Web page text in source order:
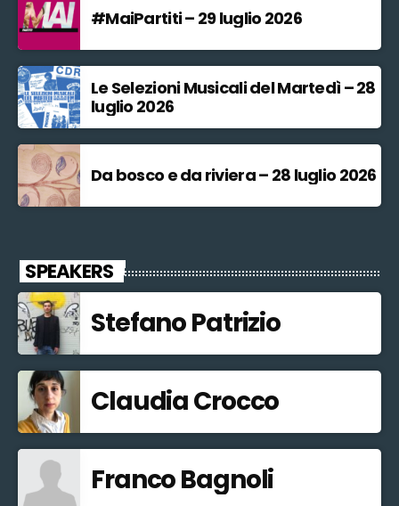
#MaiPartiti – 29 luglio 2026
Le Selezioni Musicali del Martedì – 28
luglio 2026
Da bosco e da riviera – 28 luglio 2026
SPEAKERS
Stefano Patrizio
Claudia Crocco
Franco Bagnoli